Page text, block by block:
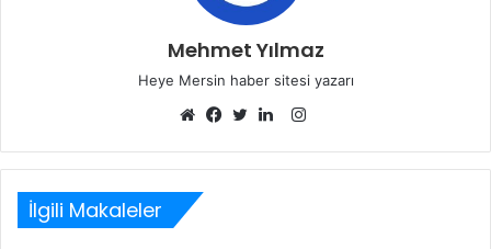
Mehmet Yılmaz
Heye Mersin haber sitesi yazarı
sitesi
Instagram
İlgili Makaleler